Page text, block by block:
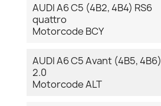
AUDI A6 C5 (4B2, 4B4) RS6
quattro
Motorcode BCY
AUDI A6 C5 Avant (4B5, 4B6)
2.0
Motorcode ALT